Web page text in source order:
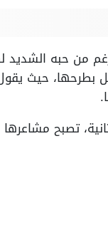
من حبه الشديد
بطرحها، حيث
تصبح